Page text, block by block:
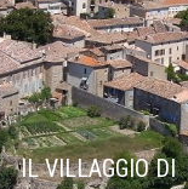
IL VILLAGGIO DI